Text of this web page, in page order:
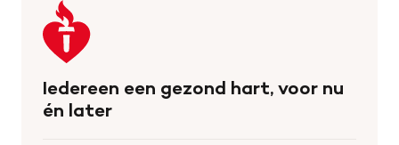
Keer
terug
naar
homepage
Iedereen een gezond hart, voor nu
én later